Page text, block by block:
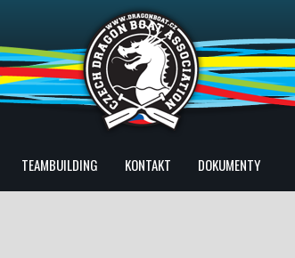
TEAMBUILDING KONTAKT DOKUMENTY